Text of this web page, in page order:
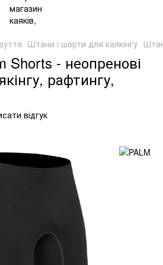
Штани і шорти для каякінгу
Shorts - неопренові
рафтингу,
відгук